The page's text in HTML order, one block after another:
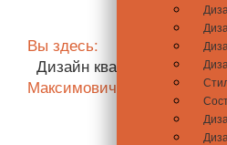
Вы здесь: Главная
Дизайн квартир
Максимовича ЖК «4-